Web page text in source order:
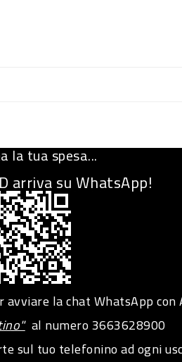
la tua spesa...
arriva su WhatsApp!
avviare la chat WhatsApp con
al numero3663628900
sul tuo telefonino ad ogni